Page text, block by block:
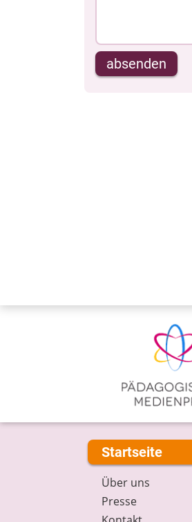
absenden
Startseite
Über uns
Presse